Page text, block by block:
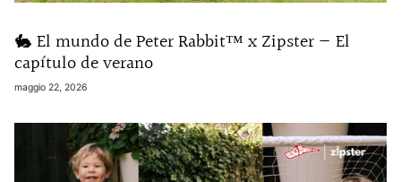
🐇 El mundo de Peter Rabbit™ x Zipster — El
capítulo de verano
maggio 22, 2026